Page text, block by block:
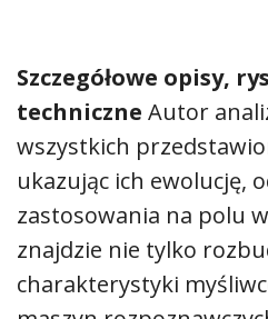
Szczegółowe opisy,
techniczne Autor
wszystkich
ukazując ich ewolucję,
zastosowania na polu
znajdzie nie tylko
charakterystyki